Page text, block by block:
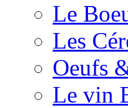
Le
Les
Oeufs
Le vin